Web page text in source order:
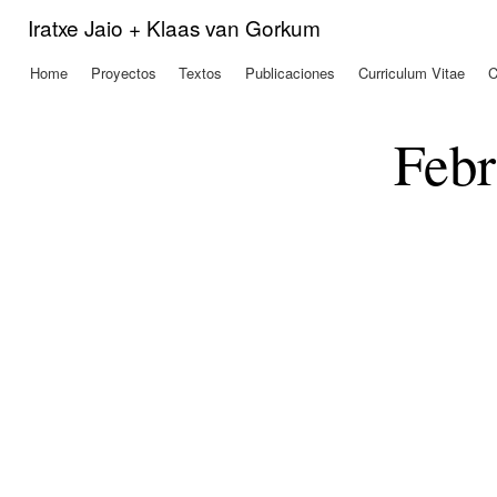
Iratxe Jaio + Klaas van Gorkum
Menú principal
Home Proyectos Textos Publicaciones Curriculum Vitae